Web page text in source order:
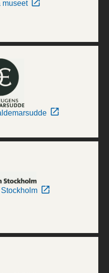
museet